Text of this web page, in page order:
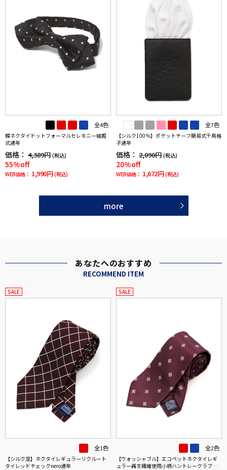
全4色
蝶ネクタイドットフォーマルセレモニー結婚
式通年
価格： 4,389円 (税込)
55%off
WEB価格： 1,990円 (税込)
全7色
【シルク100％】ポケットチーフ簡易式千鳥格
子通年
価格： 2,090円 (税込)
20%off
WEB価格： 1,672円 (税込)
more
あなたへのおすすめ
RECOMMEND ITEM
SALE
全1色
【シルク混】ネクタイレギュラーリクルート
タイレッドチェックnero通年
SALE
全2色
【ウォッシャブル】エコペットネクタイレギ
ュラー再生繊維使用小柄ハントレークラブ通